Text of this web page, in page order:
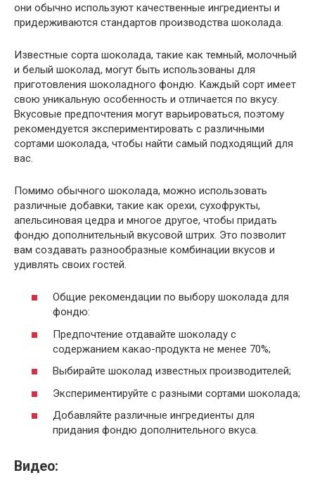
они обычно используют качественные ингредиенты и
придерживаются стандартов производства шоколада.
Известные сорта шоколада, такие как темный, молочный
и белый шоколад, могут быть использованы для
приготовления шоколадного фондю. Каждый сорт имеет
свою уникальную особенность и отличается по вкусу.
Вкусовые предпочтения могут варьироваться, поэтому
рекомендуется экспериментировать с различными
сортами шоколада, чтобы найти самый подходящий для
вас.
Помимо обычного шоколада, можно использовать
различные добавки, такие как орехи, сухофрукты,
апельсиновая цедра и многое другое, чтобы придать
фондю дополнительный вкусовой штрих. Это позволит
вам создавать разнообразные комбинации вкусов и
удивлять своих гостей.
Общие рекомендации по выбору шоколада для
фондю:
Предпочтение отдавайте шоколаду с
содержанием какао-продукта не менее 70%;
Выбирайте шоколад известных производителей;
Экспериментируйте с разными сортами шоколада;
Добавляйте различные ингредиенты для
придания фондю дополнительного вкуса.
Видео: